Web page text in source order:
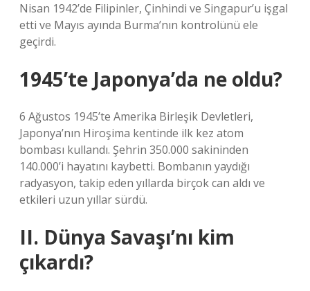
Nisan 1942’de Filipinler, Çinhindi ve Singapur’u işgal
etti ve Mayıs ayında Burma’nın kontrolünü ele
geçirdi.
1945’te Japonya’da ne oldu?
6 Ağustos 1945’te Amerika Birleşik Devletleri,
Japonya’nın Hiroşima kentinde ilk kez atom
bombası kullandı. Şehrin 350.000 sakininden
140.000’i hayatını kaybetti. Bombanın yaydığı
radyasyon, takip eden yıllarda birçok can aldı ve
etkileri uzun yıllar sürdü.
II. Dünya Savaşı’nı kim
çıkardı?